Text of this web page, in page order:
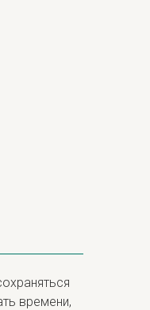
времени,